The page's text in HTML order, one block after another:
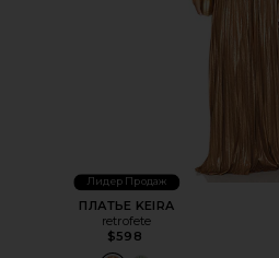
Лидер Продаж
ПЛАТЬЕ KEIRA
retrofete
$598